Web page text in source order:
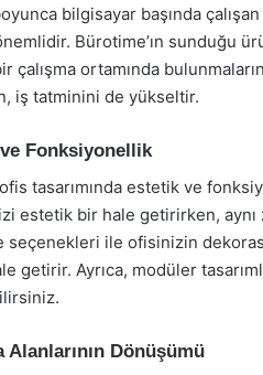
bilgisayar başında
Bürotime’ın sunduğu
çalışma ortamında
iş tatminini de yükseltir.
Fonksiyonellik
tasarımında estetik ve
estetik bir hale getirirken, aynı
seçenekleri ile ofisinizin
getirir. Ayrıca, modüler
Alanlarının Dönüşümü